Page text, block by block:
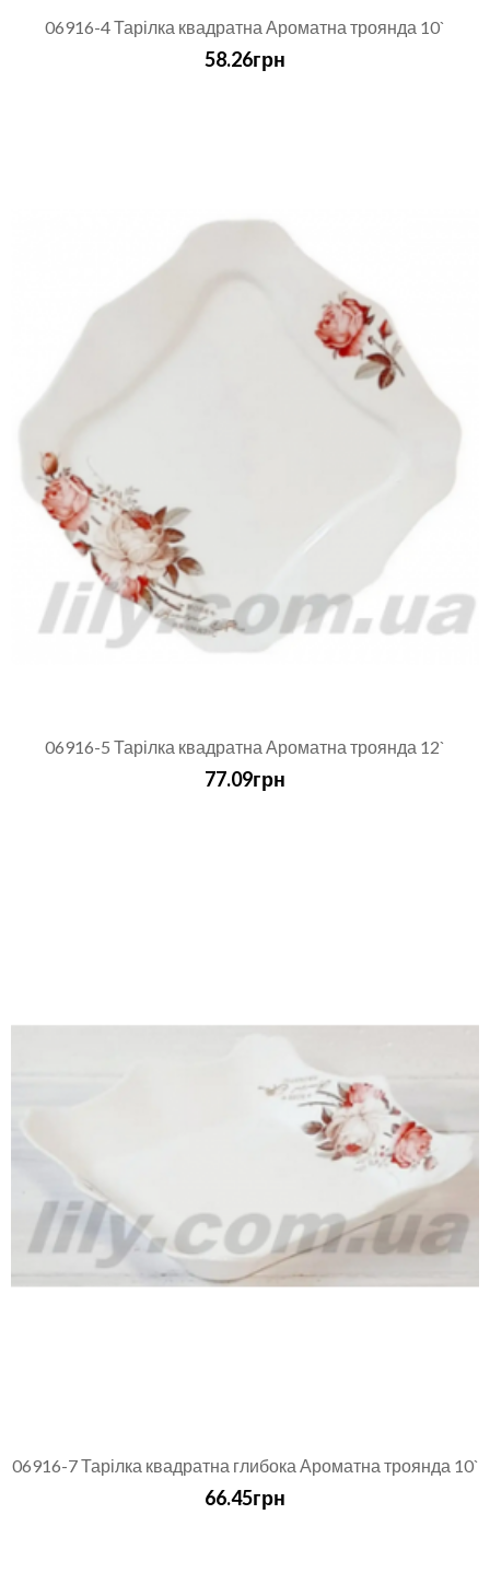
06916-4 Тарілка квадратна Ароматна троянда 10`
58.26грн
06916-5 Тарілка квадратна Ароматна троянда 12`
77.09грн
06916-7 Тарілка квадратна глибока Ароматна троянда 10`
66.45грн